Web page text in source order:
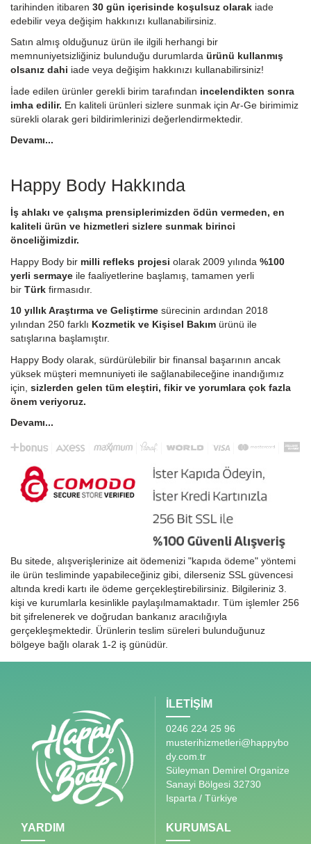
tarihinden itibaren 30 gün içerisinde koşulsuz olarak iade
edebilir veya değişim hakkınızı kullanabilirsiniz.
Satın almış olduğunuz ürün ile ilgili herhangi bir
memnuniyetsizliğiniz bulunduğu durumlarda ürünü kullanmış
olsanız dahi iade veya değişim hakkınızı kullanabilirsiniz!
İade edilen ürünler gerekli birim tarafından incelendikten sonra
imha edilir. En kaliteli ürünleri sizlere sunmak için Ar-Ge birimimiz
sürekli olarak geri bildirimlerinizi değerlendirmektedir.
Devamı...
Happy Body Hakkında
İş ahlakı ve çalışma prensiplerimizden ödün vermeden, en
kaliteli ürün ve hizmetleri sizlere sunmak birinci
önceliğimizdir.
Happy Body bir milli refleks projesi olarak 2009 yılında %100
yerli sermaye ile faaliyetlerine başlamış, tamamen yerli
bir Türk firmasıdır.
10 yıllık Araştırma ve Geliştirme sürecinin ardından 2018
yılından 250 farklı Kozmetik ve Kişisel Bakım ürünü ile
satışlarına başlamıştır.
Happy Body olarak, sürdürülebilir bir finansal başarının ancak
yüksek müşteri memnuniyeti ile sağlanabileceğine inandığımız
için, sizlerden gelen tüm eleştiri, fikir ve yorumlara çok fazla
önem veriyoruz.
Devamı...
Bu sitede, alışverişlerinize ait ödemenizi "kapıda ödeme" yöntemi
ile ürün tesliminde yapabileceğiniz gibi, dilerseniz SSL güvencesi
altında kredi kartı ile ödeme gerçekleştirebilirsiniz. Bilgileriniz 3.
kişi ve kurumlarla kesinlikle paylaşılmamaktadır. Tüm işlemler 256
bit şifrelenerek ve doğrudan bankanız aracılığıyla
gerçekleşmektedir. Ürünlerin teslim süreleri bulunduğunuz
bölgeye bağlı olarak 1-2 iş günüdür.
İLETİŞİM
0246 224 25 96
musterihizmetleri@happybo
dy.com.tr
Süleyman Demirel Organize
Sanayi Bölgesi 32730
Isparta / Türkiye
YARDIM KURUMSAL